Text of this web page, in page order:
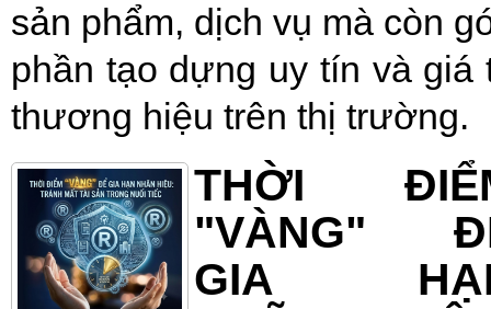
sản phẩm, dịch vụ mà còn
phần tạo dựng uy tín và giá
thương hiệu trên thị trường.
THỜI
"VÀNG"
GIA